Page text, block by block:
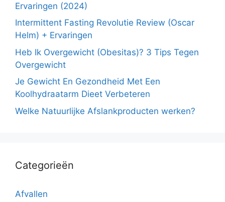
Ervaringen (2024)
Intermittent Fasting Revolutie Review (Oscar
Helm) + Ervaringen
Heb Ik Overgewicht (Obesitas)? 3 Tips Tegen
Overgewicht
Je Gewicht En Gezondheid Met Een
Koolhydraatarm Dieet Verbeteren
Welke Natuurlijke Afslankproducten werken?
Categorieën
Afvallen